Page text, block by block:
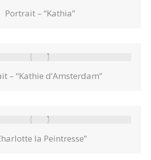
Portrait – “Kathia”
– “Kathie d’Amsterdam”
la Peintresse”